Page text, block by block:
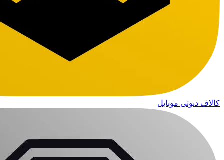
کالاف دیوتی موبایل